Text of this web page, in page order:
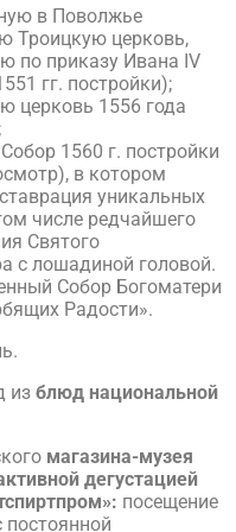
в Поволжье
Троицкую церковь,
по приказу Ивана IV
гг. постройки);
церковь 1556 года
1560 г. постройки
в котором
уникальных
числе редчайшего
Святого
с лошадиной головой.
Собор Богоматери
Радости».
из блюд национальной
магазина-музея
дегустацией
посещение